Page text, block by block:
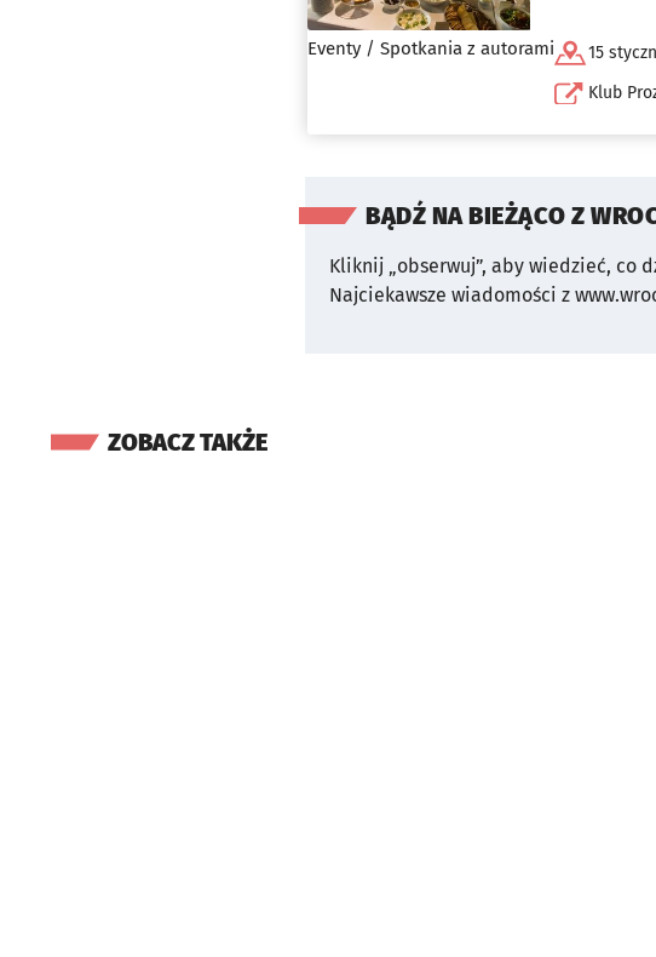
Eventy / Spotkania z autorami
15
Klub
BĄDŹ NA BIEŻĄCO Z
Kliknij „obserwuj”, aby wiedzieć, co
Najciekawsze wiadomości z
ZOBACZ TAKŻE